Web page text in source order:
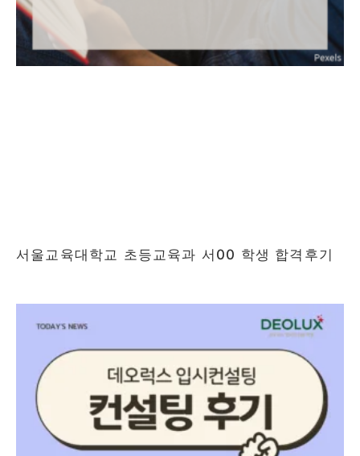
서울교육대학교 초등교육과 서00 학생 합격후기